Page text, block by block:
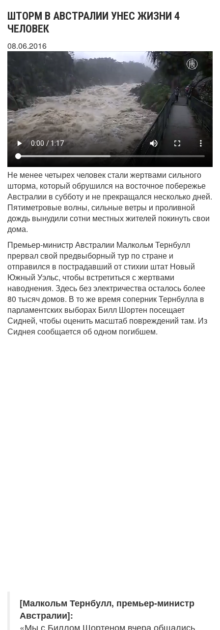
ШТОРМ В АВСТРАЛИИ УНЕС ЖИЗНИ 4
ЧЕЛОВЕК
08.06.2016
Не менее четырех человек стали жертвами сильного
шторма, который обрушился на восточное побережье
Австралии в субботу и не прекращался несколько дней.
Пятиметровые волны, сильные ветры и проливной
дождь вынудили сотни местных жителей покинуть свои
дома.
Премьер-министр Австралии Малкольм Тернбулл
прервал свой предвыборный тур по стране и
отправился в пострадавший от стихии штат Новый
Южный Уэльс, чтобы встретиться с жертвами
наводнения. Здесь без электричества осталось более
80 тысяч домов. В то же время соперник Тернбулла в
парламентских выборах Билл Шортен посещает
Сидней, чтобы оценить масштаб повреждений там. Из
Сиднея сообщается об одном погибшем.
[Малкольм Тернбулл, премьер-министр
Австралии]:
«Мы с Биллом Шортеном вчера общались